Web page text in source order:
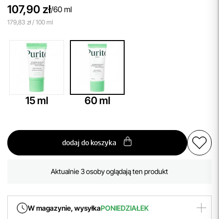
107,90 zł/60 ml
179,83 zł / 100 ml
15 ml 60 ml
dodaj do koszyka
Aktualnie 3 osoby oglądają ten produkt
W magazynie, wysyłkaPONIEDZIAŁEK